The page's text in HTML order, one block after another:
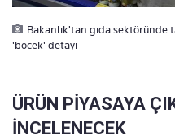
Bakanlık'tan gıda sektöründe
'böcek' detayı
ÜRÜN PİYASAYA
İNCELENECEK